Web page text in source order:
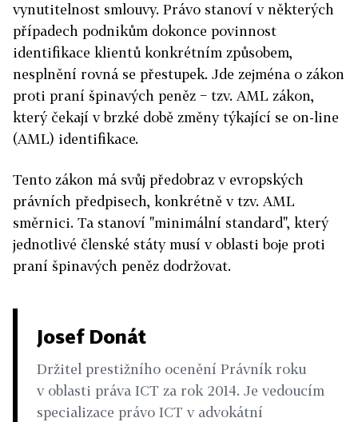
vynutitelnost smlouvy. Právo stanoví v některých
případech podnikům dokonce povinnost
identifikace klientů konkrétním způsobem,
nesplnění rovná se přestupek. Jde zejména o zákon
proti praní špinavých peněz − tzv. AML zákon,
který čekají v brzké době změny týkající se on-line
(AML) identifikace.
Tento zákon má svůj předobraz v evropských
právních předpisech, konkrétně v tzv. AML
směrnici. Ta stanoví "minimální standard", který
jednotlivé členské státy musí v oblasti boje proti
praní špinavých peněz dodržovat.
Josef Donát
Držitel prestižního ocenění Právník roku
v oblasti práva ICT za rok 2014. Je vedoucím
specializace právo ICT v advokátní